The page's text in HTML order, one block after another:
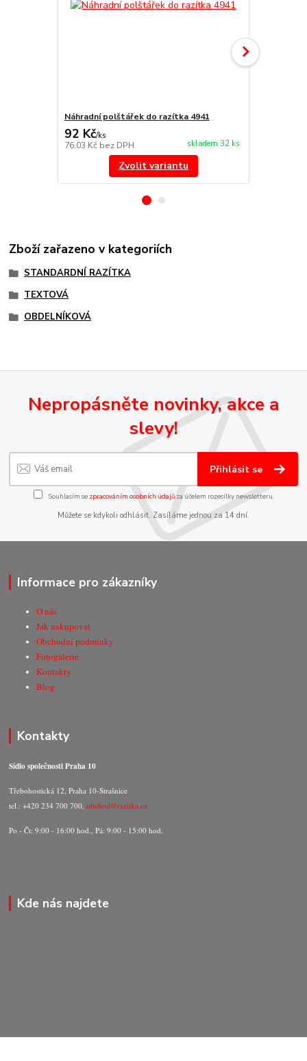
Náhradní polštářek do razítka 4941
92 Kč/ks
76,03 Kč bez DPH skladem 32 ks
Zvolit variantu
Zboží zařazeno v kategoriích
STANDARDNÍ RAZÍTKA
TEXTOVÁ
OBDELNÍKOVÁ
Nepropásněte novinky, akce a
slevy!
Přihlásit se
Souhlasím se zpracováním osobních údajůza účelem rozesílky newsletteru.
Můžete se kdykoli odhlásit. Zasíláme jednou za 14 dní.
Informace pro zákazníky
O nás
Jak nakupovat
Obchodní podmínky
Fotogalerie
Kontakty
Blog
Kontakty
Sídlo společnosti Praha 10
Třebohostická 12, Praha 10-Strašnice
tel.: +420 234 700 700,obchod@razitka.cz
Po - Čt: 9:00 - 16:00 hod., Pá: 9:00 - 15:00 hod.
Kde nás najdete